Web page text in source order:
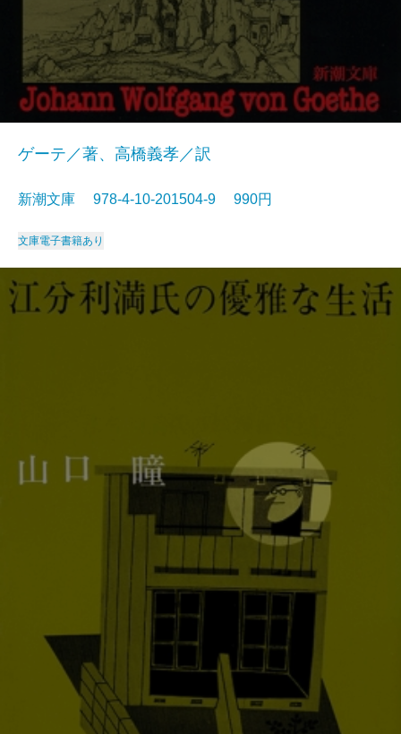
ゲーテ／著、高橋義孝／訳
新潮文庫 978-4-10-201504-9 990円
文庫電子書籍あり